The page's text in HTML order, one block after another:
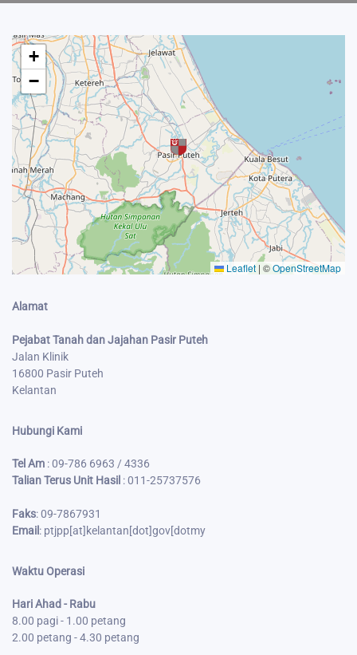
+
−
Leaflet | ©OpenStreetMap
Alamat
Pejabat Tanah dan Jajahan Pasir Puteh
Jalan Klinik
16800 Pasir Puteh
Kelantan
Hubungi Kami
Tel Am : 09-786 6963 / 4336
Talian Terus Unit Hasil : 011-25737576
Faks:09-7867931
Email : ptjpp[at]kelantan[dot]gov[dotmy
Waktu Operasi
Hari Ahad - Rabu
8.00 pagi - 1.00 petang
2.00 petang - 4.30 petang